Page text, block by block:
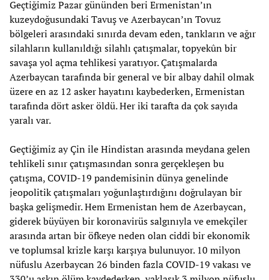
Geçtiğimiz Pazar gününden beri Ermenistan’ın
kuzeydoğusundaki Tavuş ve Azerbaycan’ın Tovuz
bölgeleri arasındaki sınırda devam eden, tankların ve ağır
silahların kullanıldığı silahlı çatışmalar, topyekûn bir
savaşa yol açma tehlikesi yaratıyor. Çatışmalarda
Azerbaycan tarafında bir general ve bir albay dahil olmak
üzere en az 12 asker hayatını kaybederken, Ermenistan
tarafında dört asker öldü. Her iki tarafta da çok sayıda
yaralı var.
Geçtiğimiz ay Çin ile Hindistan arasında meydana gelen
tehlikeli sınır çatışmasından sonra gerçekleşen bu
çatışma, COVID-19 pandemisinin dünya genelinde
jeopolitik çatışmaları yoğunlaştırdığını doğrulayan bir
başka gelişmedir. Hem Ermenistan hem de Azerbaycan,
giderek büyüyen bir koronavirüs salgınıyla ve emekçiler
arasında artan bir öfkeye neden olan ciddi bir ekonomik
ve toplumsal krizle karşı karşıya bulunuyor. 10 milyon
nüfuslu Azerbaycan 26 binden fazla COVID-19 vakası ve